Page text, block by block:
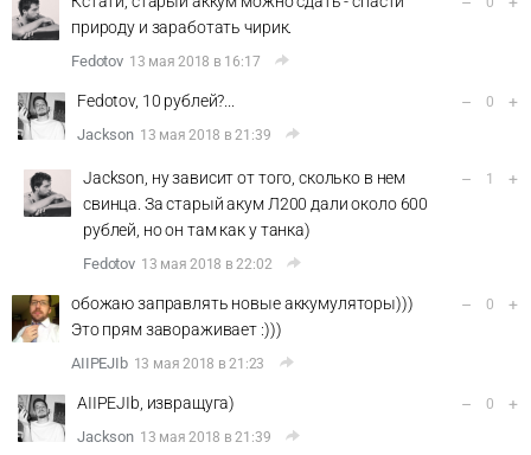
природу и заработать чирик.
Fedotov 13 мая 2018 в 16:17
Fedotov, 10 рублей?...
Jackson 13 мая 2018 в 21:39
– 0 +
Jackson, ну зависит от того, сколько в нем
свинца. За старый акум Л200 дали около 600
рублей, но он там как у танка)
Fedotov 13 мая 2018 в 22:02
– 1 +
обожаю заправлять новые аккумуляторы)))
Это прям завораживает :)))
AIIPEJIb 13 мая 2018 в 21:23
– 0 +
AIIPEJIb, извращуга)
Jackson 13 мая 2018 в 21:39
– 0 +